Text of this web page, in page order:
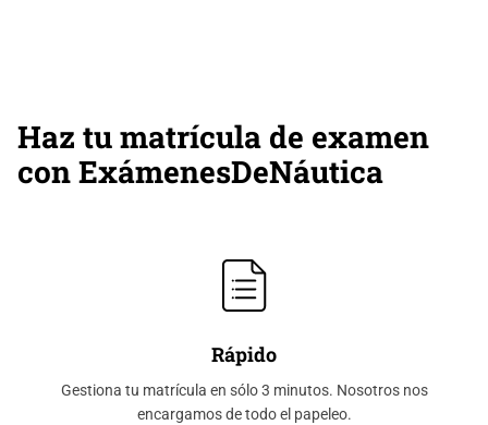
Haz tu matrícula de examen
con ExámenesDeNáutica
Rápido
Gestiona tu matrícula en sólo 3 minutos. Nosotros nos
encargamos de todo el papeleo.